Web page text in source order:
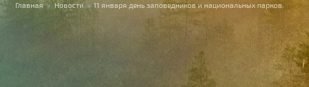
Главная » Новости » 11 января день заповедников и национальных парков.